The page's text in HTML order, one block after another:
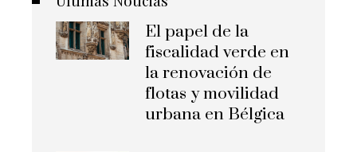
El papel de la
fiscalidad verde en
la renovación de
flotas y movilidad
urbana en Bélgica